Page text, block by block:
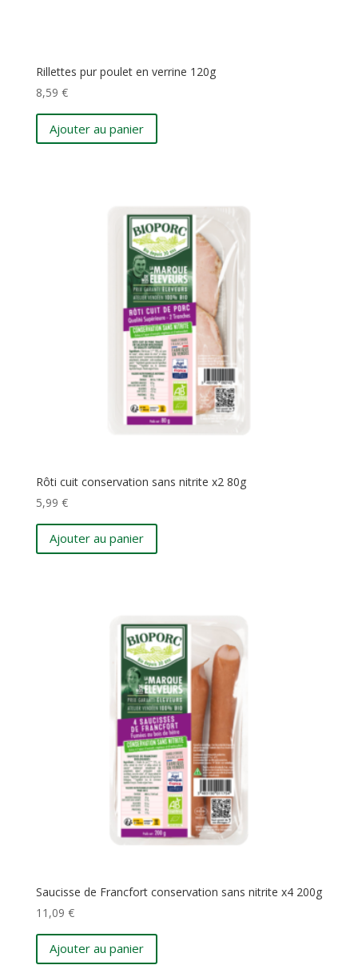
Rillettes pur poulet en verrine 120g
8,59 €
Ajouter au panier
Rôti cuit conservation sans nitrite x2 80g
5,99 €
Ajouter au panier
Saucisse de Francfort conservation sans nitrite x4 200g
11,09 €
Ajouter au panier